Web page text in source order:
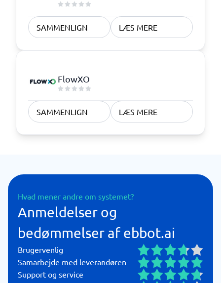
SAMMENLIGN LÆS MERE
FlowXO
SAMMENLIGN LÆS MERE
Hvad mener andre om systemet?
Anmeldelser og
bedømmelser af ebbot.ai
Brugervenlig
Samarbejde med leverandøren
Support og service